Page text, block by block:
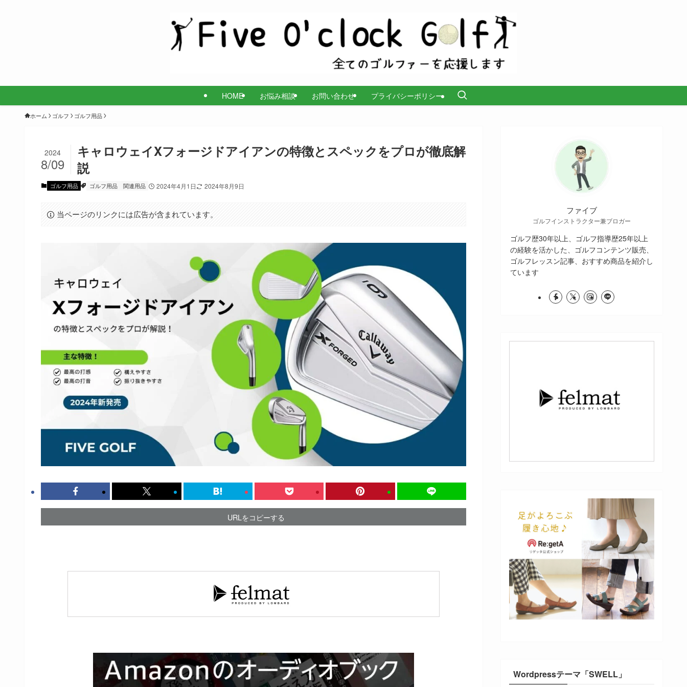
HOME お悩み相談 お問い合わせ プライバシーポリシー
ホーム ゴルフ ゴルフ用品
キャロウェイXフォージドアイアンの特徴とスペックをプロが徹底解
説
2024
8/09
ゴルフ用品 ゴルフ用品 関連用品 2024年4月1日 2024年8月9日
当ページのリンクには広告が含まれています。
URLをコピーする
ファイブ
ゴルフインストラクター兼ブロガー
ゴルフ歴30年以上、ゴルフ指導歴25年以上
の経験を活かした、ゴルフコンテンツ販売、
ゴルフレッスン記事、おすすめ商品を紹介し
ています
Wordpressテーマ「SWELL」